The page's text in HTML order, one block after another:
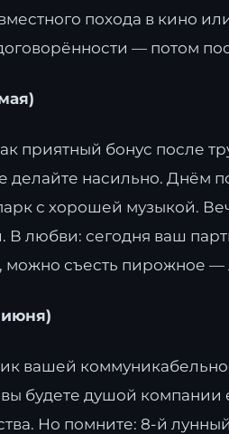
похода в кино
— потом
приятный бонус после
делайте насильно. Днём
с хорошей музыкой.
В любви: сегодня ваш
можно съесть пирожное —
вашей
будете душой компании
Но помните: 8-й